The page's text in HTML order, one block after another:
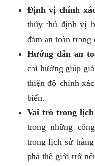
Định vị chính
thủy thủ định vị
đảm an toàn trong
Hướng dẫn an
chỉ hướng giúp
thiện độ chính
biển.
Vai trò trong
trong những
trong lịch sử
phá thế giới trở